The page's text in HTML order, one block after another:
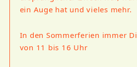
ein Auge hat und vieles mehr.
In den Sommerferien immer
von 11 bis 16 Uhr